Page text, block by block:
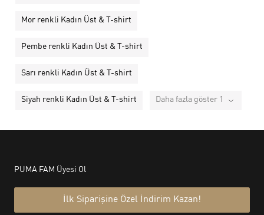
Mor renkli Kadın Üst & T-shirt
Pembe renkli Kadın Üst & T-shirt
Sarı renkli Kadın Üst & T-shirt
Siyah renkli Kadın Üst & T-shirt Daha fazla göster 1